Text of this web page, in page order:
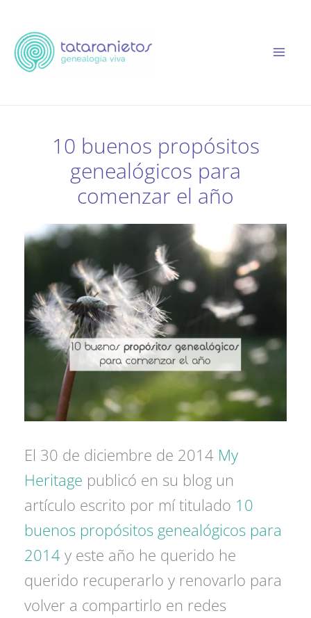
contenido
10 buenos propósitos
genealógicos para
comenzar el año
El 30 de diciembre de 2014 My
Heritage publicó en su blog un
artículo escrito por mí titulado 10
buenos propósitos genealógicos para
2014 y este año he querido he
querido recuperarlo y renovarlo para
volver a compartirlo en redes